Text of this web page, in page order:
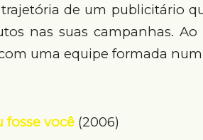
de um publicitário
nas suas campanhas.
uma equipe formada
fosse você (2006)